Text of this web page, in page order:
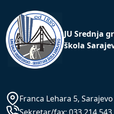
JU Srednja
škola
Franca Lehara 5, Sarajevo